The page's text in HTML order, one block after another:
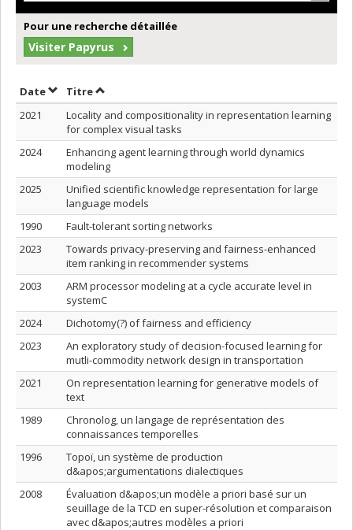
Pour une recherche détaillée
Visiter Papyrus
DateTrier par date en ordre décroissant
TitreTrier par titre en ordre décroissant
2021
Locality and compositionality in representation learning
for complex visual tasks
2024
Enhancing agent learning through world dynamics
modeling
2025
Unified scientific knowledge representation for large
language models
1990
Fault-tolerant sorting networks
2023
Towards privacy-preserving and fairness-enhanced
item ranking in recommender systems
2003
ARM processor modeling at a cycle accurate level in
systemC
2024
Dichotomy(?) of fairness and efficiency
2023
An exploratory study of decision-focused learning for
mutli-commodity network design in transportation
2021
On representation learning for generative models of
text
1989
Chronolog, un langage de représentation des
connaissances temporelles
1996
Topoï, un système de production
d&apos;argumentations dialectiques
2008
Évaluation d&apos;un modèle a priori basé sur un
seuillage de la TCD en super-résolution et comparaison
avec d&apos;autres modèles a priori